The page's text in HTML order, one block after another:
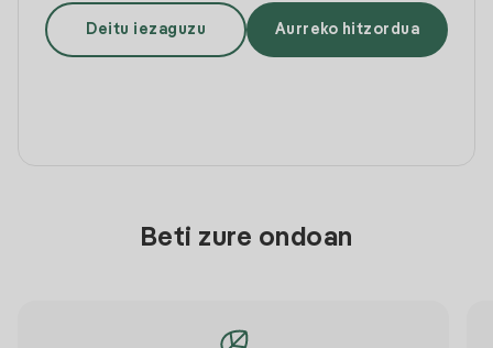
Deitu iezaguzu Aurreko hitzordua
Beti zure ondoan